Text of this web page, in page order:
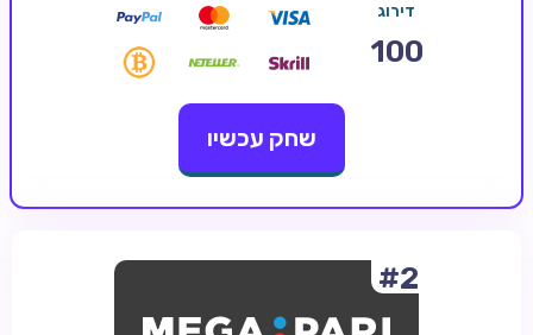
בונוסים בקזינו אונליין
דירוג
100
שחק עכשיו
#2